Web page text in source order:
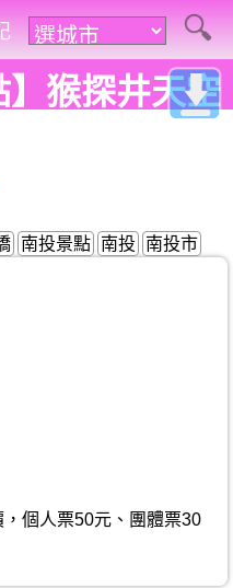
】猴探井天空
南投景點 南投 南投市
個人票50元、團體票30